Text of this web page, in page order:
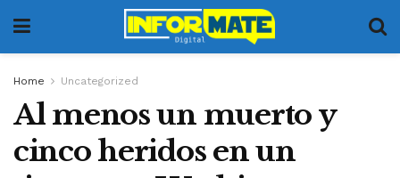
Home Uncategorized
Al menos un muerto y
cinco heridos en un